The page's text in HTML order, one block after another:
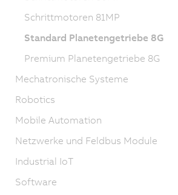
Schrittmotoren 81MP
Standard Planetengetriebe 8G
Premium Planetengetriebe 8G
Mechatronische Systeme
Robotics
Mobile Automation
Netzwerke und Feldbus Module
Industrial IoT
Software